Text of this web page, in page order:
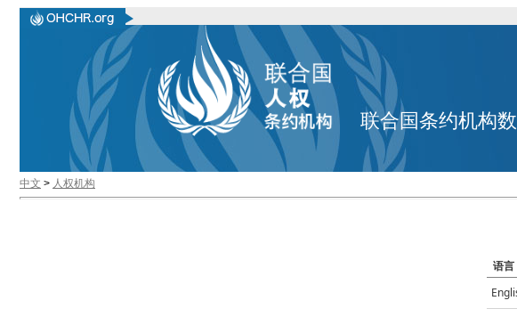
联合国条约机构
中文 > 人权机构
语言